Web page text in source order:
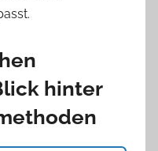
hinter